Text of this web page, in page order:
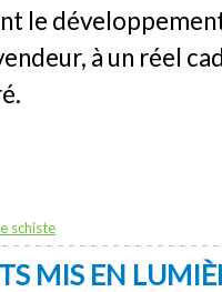
le
à un réel
schiste
MIS EN